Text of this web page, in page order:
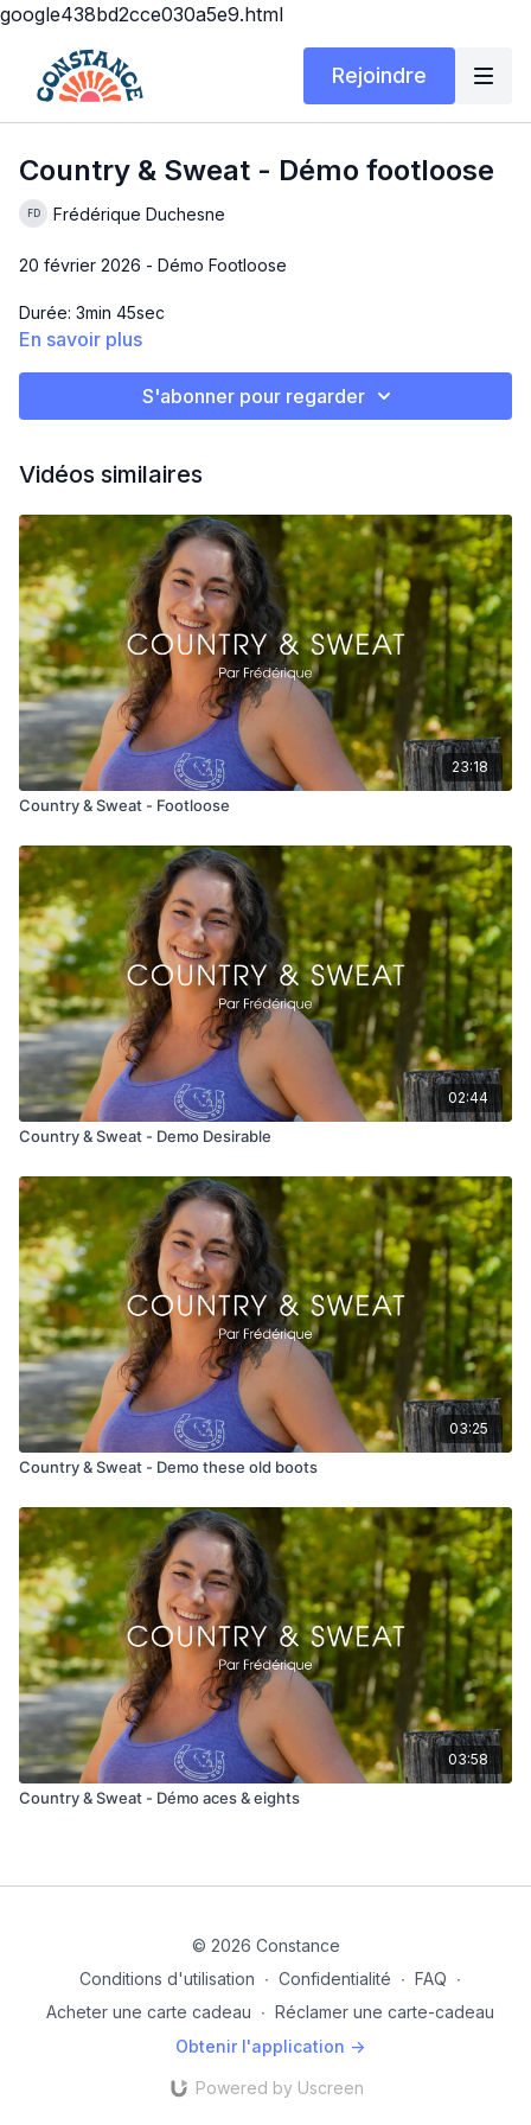
google438bd2cce030a5e9.html
Rejoindre
Country & Sweat - Démo footloose
Frédérique Duchesne
20 février 2026 - Démo Footloose
Durée: 3min 45sec
Chanson: Footloose de Kenny Loggins
En savoir plus
S'abonner pour regarder
Vidéos similaires
23:18
Country & Sweat - Footloose
02:44
Country & Sweat - Demo Desirable
03:25
Country & Sweat - Demo these old boots
03:58
Country & Sweat - Démo aces & eights
© 2026 Constance
Conditions d'utilisation ∙ Confidentialité ∙ FAQ ∙
Acheter une carte cadeau ∙ Réclamer une carte-cadeau
Obtenir l'application ->
Powered by Uscreen